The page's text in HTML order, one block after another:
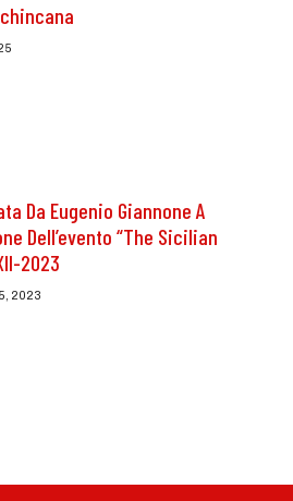
Da Eugenio Giannone A
Dell’evento “The Sicilian
2023
2023